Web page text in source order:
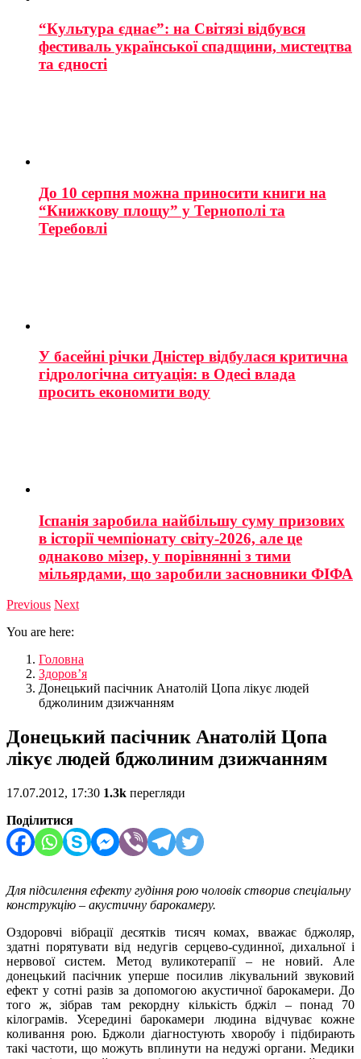
“Культура єднає”: на Світязі відбувся
фестиваль української спадщини, мистецтва
та єдності
До 10 серпня можна приносити книги на
“Книжкову площу” у Тернополі та
Теребовлі
У басейні річки Дністер відбулася критична
гідрологічна ситуація: в Одесі влада
просить економити воду
Іспанія заробила найбільшу суму призових
в історії чемпіонату світу-2026, але це
однаково мізер, у порівнянні з тими
мільярдами, що заробили засновники ФІФА
Previous Next
You are here:
Головна
Здоров’я
Донецький пасічник Анатолій Цопа лікує людей
бджолиним дзижчанням
Донецький пасічник Анатолій Цопа
лікує людей бджолиним дзижчанням
17.07.2012, 17:30 1.3k перегляди
Поділитися
Для підсилення ефекту гудіння рою чоловік створив спеціальну
конструкцію – акустичну барокамеру.
Оздоровчі вібрації десятків тисяч комах, вважає бджоляр,
здатні порятувати від недугів серцево-судинної, дихальної і
нервової систем. Метод вуликотерапії – не новий. Але
донецький пасічник уперше посилив лікувальний звуковий
ефект у сотні разів за допомогою акустичної барокамери. До
того ж, зібрав там рекордну кількість бджіл – понад 70
кілограмів. Усередині барокамери людина відчуває кожне
коливання рою. Бджоли діагностують хворобу і підбирають
такі частоти, що можуть вплинути на недужі органи. Медики